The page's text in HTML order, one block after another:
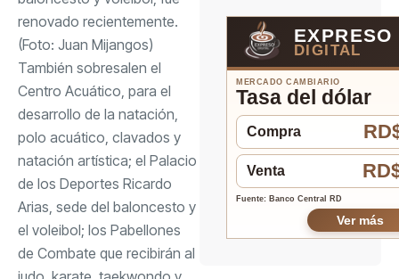
renovado recientemente.
(Foto: Juan Mijangos)
También sobresalen el
Centro Acuático, para el
desarrollo de la natación,
polo acuático, clavados y
natación artística; el Palacio
de los Deportes Ricardo
Arias, sede del baloncesto y
el voleibol; los Pabellones
de Combate que recibirán al
EXPRESO
DIGITAL
MERCADO CAMBIARIO
Tasa del dólar
Compra
Venta
Fuente: Banco Central RD
Ver más